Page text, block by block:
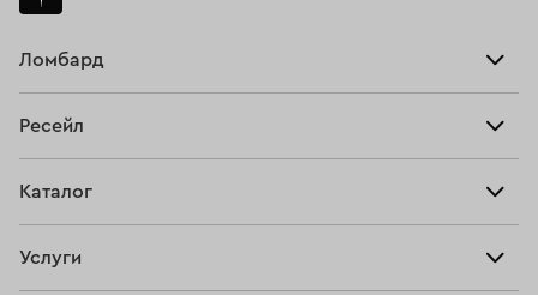
Ломбард
Тарифы
Ресейл
Купить
Каталог
Услуги